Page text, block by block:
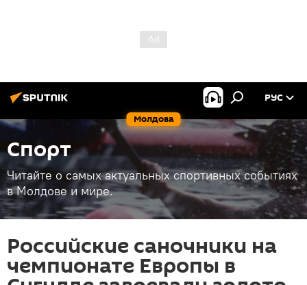
Молдова
РУС
Спорт
Читайте о самых актуальных спортивных событиях
в Молдове и мире.
Российские саночники на
чемпионате Европы в